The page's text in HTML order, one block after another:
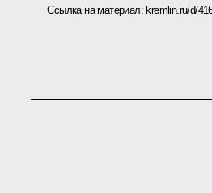
Ссылка на материал:kremlin.ru/d/